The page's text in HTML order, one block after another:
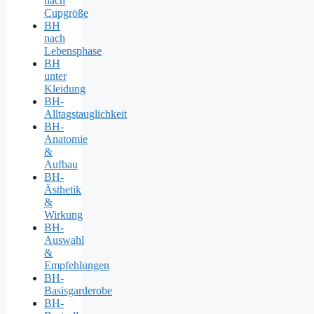
Cupgröße
BH
nach
Lebensphase
BH
unter
Kleidung
BH-
Alltagstauglichkeit
BH-
Anatomie
&
Aufbau
BH-
Ästhetik
&
Wirkung
BH-
Auswahl
&
Empfehlungen
BH-
Basisgarderobe
BH-